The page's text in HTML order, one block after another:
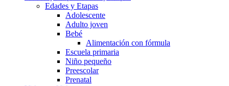
Edades y Etapas
Adolescente
Adulto joven
Bebé
Alimentación con fórmula
Escuela primaria
Niño pequeño
Preescolar
Prenatal